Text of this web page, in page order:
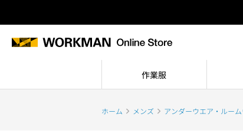
作業服
ホーム メンズ アンダーウエア・ルー